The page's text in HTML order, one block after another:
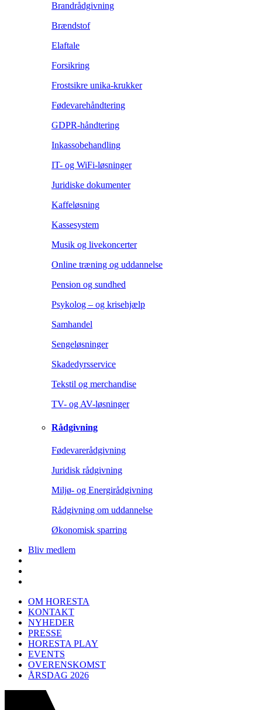
Brandrådgivning
Brændstof
Elaftale
Forsikring
Frostsikre unika-krukker
Fødevarehåndtering
GDPR-håndtering
Inkassobehandling
IT- og WiFi-løsninger
Juridiske dokumenter
Kaffeløsning
Kassesystem
Musik og livekoncerter
Online træning og uddannelse
Pension og sundhed
Psykolog – og krisehjælp
Samhandel
Sengeløsninger
Skadedyrsservice
Tekstil og merchandise
TV- og AV-løsninger
Rådgivning
Fødevarerådgivning
Juridisk rådgivning
Miljø- og Energirådgivning
Rådgivning om uddannelse
Økonomisk sparring
Bliv medlem
OM HORESTA
KONTAKT
NYHEDER
PRESSE
HORESTA PLAY
EVENTS
OVERENSKOMST
ÅRSDAG 2026